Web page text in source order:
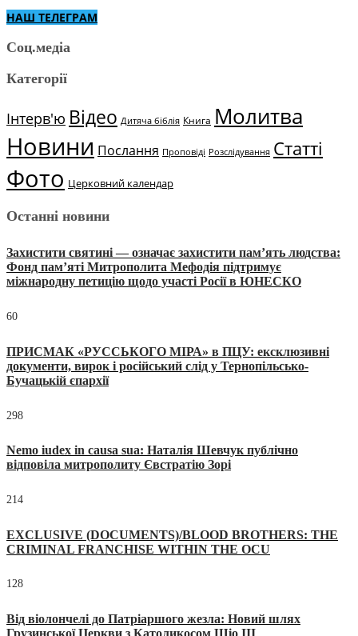
НАШ ТЕЛЕГРАМ
Соц.медіа
Категорії
Інтерв'ю Відео Дитяча біблія Книга Молитва
Новини Послання Проповіді Розслідування Статті
Фото Церковний календар
Останні новини
Захистити святині — означає захистити пам’ять людства:
Фонд пам’яті Митрополита Мефодія підтримує
міжнародну петицію щодо участі Росії в ЮНЕСКО
60
ПРИСМАК «РУССЬКОГО МІРА» в ПЦУ: ексклюзивні
документи, вирок і російський слід у Тернопільсько-
Бучацькій єпархії
298
Nemo iudex in causa sua: Наталія Шевчук публічно
відповіла митрополиту Євстратію Зорі
214
EXCLUSIVE (DOCUMENTS)/BLOOD BROTHERS: THE
CRIMINAL FRANCHISE WITHIN THE OCU
128
Від віолончелі до Патріаршого жезла: Новий шлях